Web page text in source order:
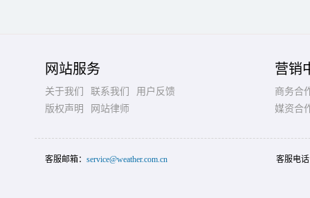
网站服务
关于我们 联系我们
用户反馈
版权声明
网站律师
营销
商务合
媒资合
客服邮箱： service@weather.com.cn 客服电